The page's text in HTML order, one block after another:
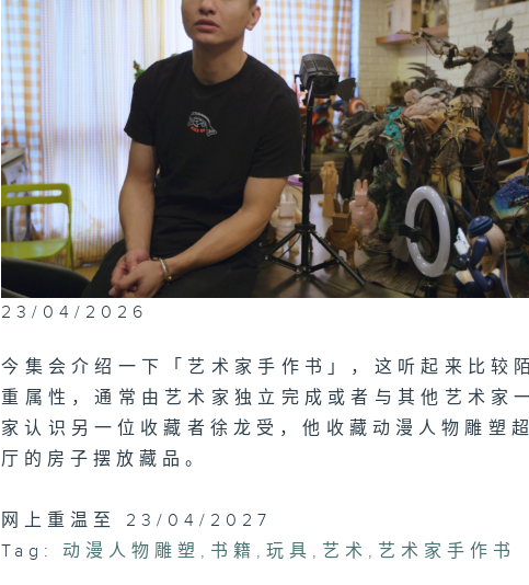
23/04/2026
今集会介绍一下「艺术家手作书」，这听起来比较
重属性，通常由艺术家独立完成或者与其他艺术家
家认识另一位收藏者徐龙受，他收藏动漫人物雕塑
厅的房子摆放藏品。
网上重温至 23/04/2027
Tag:
动漫人物雕塑 , 书籍 ,玩具 , 艺术 , 艺术家手作书